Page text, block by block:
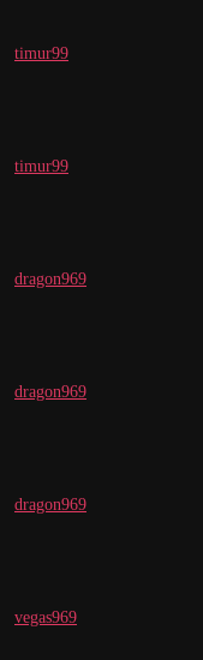
timur99
timur99
dragon969
dragon969
dragon969
vegas969